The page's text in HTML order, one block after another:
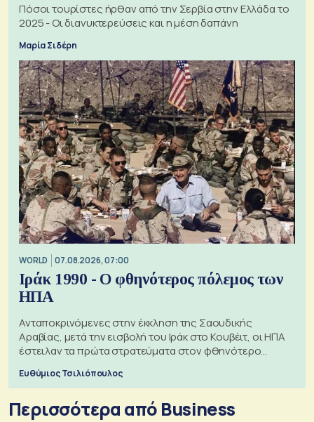
Πόσοι τουρίστες ήρθαν από την Σερβία στην Ελλάδα το
2025 - Οι διανυκτερεύσεις και η μέση δαπάνη
Μαρία Σιδέρη
WORLD 07.08.2026, 07:00
Ιράκ 1990 - Ο φθηνότερος πόλεμος των
ΗΠΑ
Ανταποκρινόμενες στην έκκληση της Σαουδικής
Αραβίας, μετά την εισβολή του Ιράκ στο Κουβέιτ, οι ΗΠΑ
έστειλαν τα πρώτα στρατεύματα στον φθηνότερο
Ευθύμιος Τσιλιόπουλος
Περισσότερα από Business